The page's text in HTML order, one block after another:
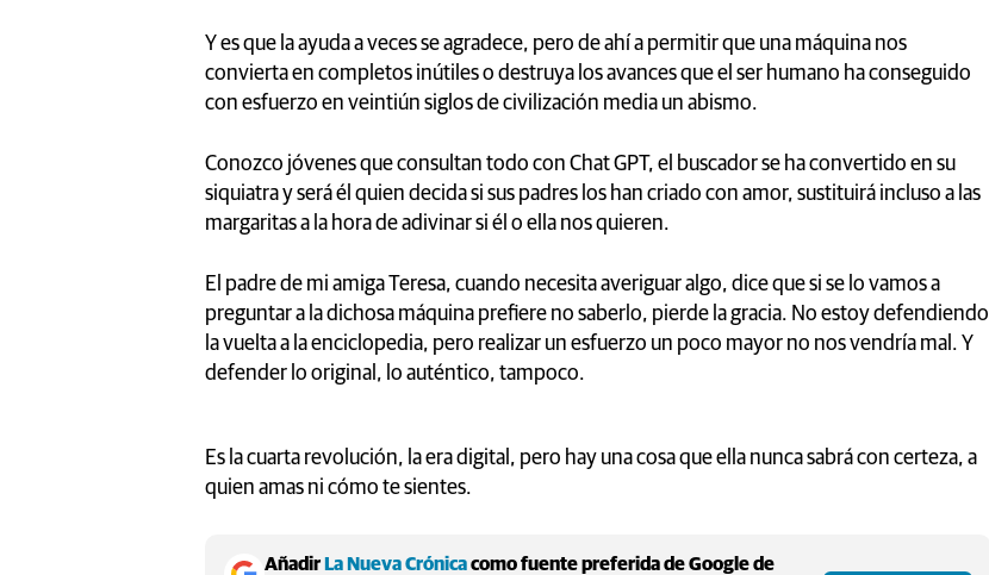
Y es que la ayuda a veces se agradece, pero de ahí a permitir que una máquina nos
convierta en completos inútiles o destruya los avances que el ser humano ha conseguido
con esfuerzo en veintiún siglos de civilización media un abismo.
Conozco jóvenes que consultan todo con Chat GPT, el buscador se ha convertido en su
siquiatra y será él quien decida si sus padres los han criado con amor, sustituirá incluso a las
margaritas a la hora de adivinar si él o ella nos quieren.
El padre de mi amiga Teresa, cuando necesita averiguar algo, dice que si se lo vamos a
preguntar a la dichosa máquina prefiere no saberlo, pierde la gracia. No estoy defendiendo
la vuelta a la enciclopedia, pero realizar un esfuerzo un poco mayor no nos vendría mal. Y
defender lo original, lo auténtico, tampoco.
Es la cuarta revolución, la era digital, pero hay una cosa que ella nunca sabrá con certeza, a
quien amas ni cómo te sientes.
Añadir La Nueva Crónicacomo fuente preferida de Google de